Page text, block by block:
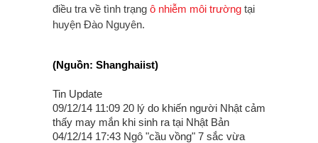
điều tra về tình trạng ô nhiễm môi trường tại
huyện Đào Nguyên.
(Nguồn: Shanghaiist)
Tin Update
09/12/14 11:09 20 lý do khiến người Nhật cảm
thấy may mắn khi sinh ra tại Nhật Bản
04/12/14 17:43 Ngô "cầu vồng" 7 sắc vừa